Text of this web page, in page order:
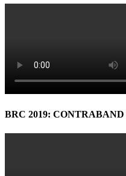
BRC 2019: CONTRABAND